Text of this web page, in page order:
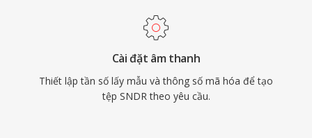
Cài đặt âm thanh
Thiết lập tần số lấy mẫu và thông số mã hóa để tạo
tệp SNDR theo yêu cầu.